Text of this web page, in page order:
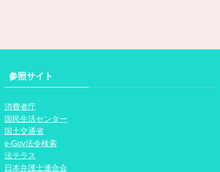
参照サイト
消費者庁
国民生活センター
国土交通省
e-Gov法令検索
法テラス
日本弁護士連合会